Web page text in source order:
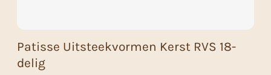
Patisse Uitsteekvormen Kerst RVS 18-
delig